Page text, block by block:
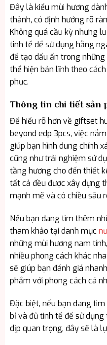
Đây là kiểu mùi hương
thành, có định hướng rõ
Không quá cầu kỳ nhưng
tinh tế để sử dụng hằng
để tạo dấu ấn trong
thể hiện bản lĩnh theo
phục.
Thông tin chi tiết sản
Để hiểu rõ hơn về giftset
beyond edp 3pcs, việc
giúp bạn hình dung chính
cũng như trải nghiệm sử
tầng hương cho đến thiết
tất cả đều được xây dựng
mạnh mẽ và có chiều sâu
Nếu bạn đang tìm thêm
tham khảo tại danh mục
những mùi hương nam
nhiều phong cách khác
sẽ giúp bạn đánh giá
phẩm với phong cách cá
Đặc biệt, nếu bạn đang
bỉ và đủ tinh tế để sử
dịp quan trọng, đây sẽ là